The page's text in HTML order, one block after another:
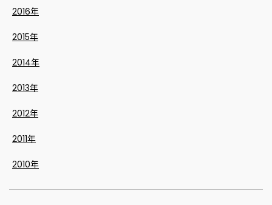
2016年
2015年
2014年
2013年
2012年
2011年
2010年